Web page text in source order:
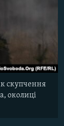
скупчення
околиці